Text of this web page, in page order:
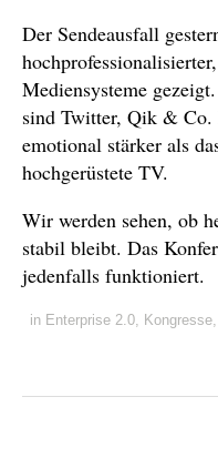
Der Sendeausfall
Mediensysteme
sind Twitter, Qik & Co.
emotional stärker als
hochgerüstete TV.
Wir werden sehen, ob
stabil bleibt. Das
jedenfalls funktioniert.
in Enterprise 2.0 Kongresse